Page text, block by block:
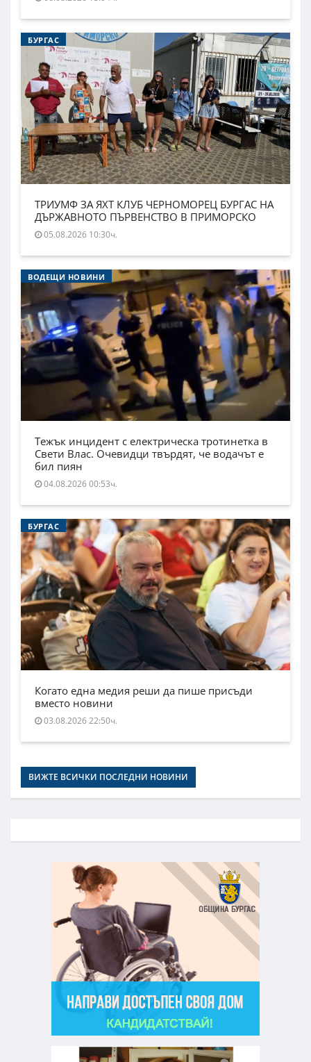
БУРГАС
ТРИУМФ ЗА ЯХТ КЛУБ ЧЕРНОМОРЕЦ БУРГАС НА
ДЪРЖАВНОТО ПЪРВЕНСТВО В ПРИМОРСКО
05.08.2026 10:30ч.
ВОДЕЩИ НОВИНИ
Тежък инцидент с електрическа тротинетка в
Свети Влас. Очевидци твърдят, че водачът е
бил пиян
04.08.2026 00:53ч.
БУРГАС
Когато една медия реши да пише присъди
вместо новини
03.08.2026 22:50ч.
ВИЖТЕ ВСИЧКИ ПОСЛЕДНИ НОВИНИ